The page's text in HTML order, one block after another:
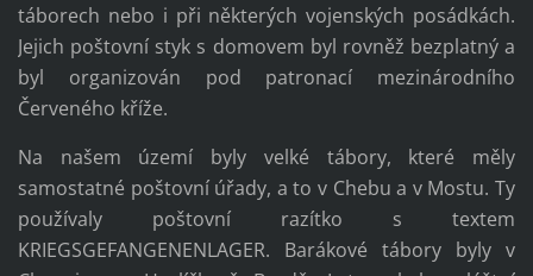
táborech nebo i při některých vojenských posádkách.
Jejich poštovní styk s domovem byl rovněž bezplatný a
byl organizován pod patronací mezinárodního
Červeného kříže.
Na našem území byly velké tábory, které měly
samostatné poštovní úřady, a to v Chebu a v Mostu. Ty
používaly poštovní razítko s textem
KRIEGSGEFANGENENLAGER. Barákové tábory byly v